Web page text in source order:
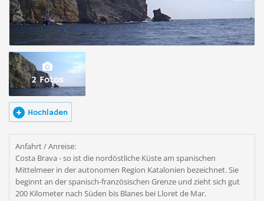
2 Fotos
Hochladen
Anfahrt / Anreise:
Costa Brava - so ist die nordöstliche Küste am spanischen
Mittelmeer in der autonomen Region Katalonien bezeichnet. Sie
beginnt an der spanisch-französischen Grenze und zieht sich gut
200 Kilometer nach Süden bis Blanes bei Lloret de Mar.